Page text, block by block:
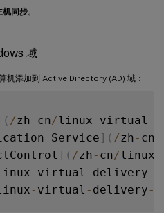
机同步。
域
机添加到 Active Directory (AD) 域：
( /zh - cn/linux - virtual -
Service ] ( /zh - cn
] ( /zh - cn/linux
- virtual - delivery -
- virtual - delivery -